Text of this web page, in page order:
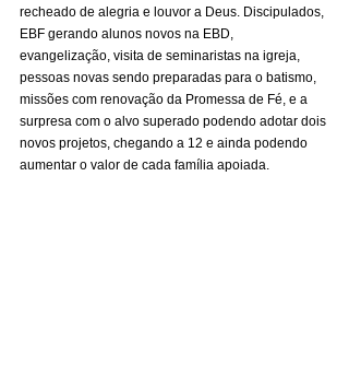
recheado de alegria e louvor a Deus. Discipulados,
EBF gerando alunos novos na EBD,
evangelização, visita de seminaristas na igreja,
pessoas novas sendo preparadas para o batismo,
missões com renovação da Promessa de Fé, e a
surpresa com o alvo superado podendo adotar dois
novos projetos, chegando a 12 e ainda podendo
aumentar o valor de cada família apoiada.